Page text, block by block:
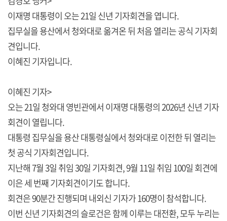
이재명 대통령이 오는 21일 신년 기자회견을 엽니다.
집무실을 용산에서 청와대로 옮겨온 뒤 처음 열리는 공식 기자회
견입니다.
이혜진 기자입니다.
이혜진 기자>
오는 21일 청와대 영빈관에서 이재명 대통령의 2026년 신년 기자
회견이 열립니다.
대통령 집무실을 용산 대통령실에서 청와대로 이전한 뒤 열리는
첫 공식 기자회견입니다.
지난해 7월 3일 취임 30일 기자회견, 9월 11일 취임 100일 회견에
이은 세 번째 기자회견이기도 합니다.
회견은 90분간 진행되며 내외신 기자가 160명이 참석합니다.
이번 신년 기자회견의 슬로건은 함께 이루는 대전환, 모두 누리는